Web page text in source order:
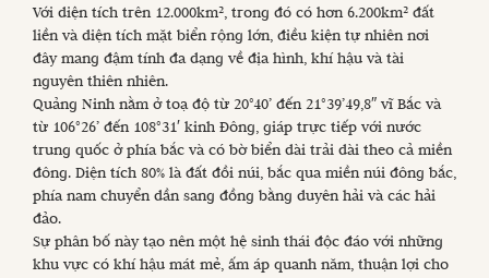
Với diện tích trên 12.000km², trong đó có hơn 6.200km² đất
liền và diện tích mặt biển rộng lớn, điều kiện tự nhiên nơi
đây mang đậm tính đa dạng về địa hình, khí hậu và tài
nguyên thiên nhiên.
Quảng Ninh nằm ở toạ độ từ 20°40’ đến 21°39’49,8″ vĩ Bắc và
từ 106°26’ đến 108°31′ kinh Đông, giáp trực tiếp với nước
trung quốc ở phía bắc và có bờ biển dài trải dài theo cả miền
đông. Diện tích 80% là đất đồi núi, bắc qua miền núi đông bắc,
phía nam chuyển dần sang đồng bằng duyên hải và các hải
đảo.
Sự phân bố này tạo nên một hệ sinh thái độc đáo với những
khu vực có khí hậu mát mẻ, ấm áp quanh năm, thuận lợi cho